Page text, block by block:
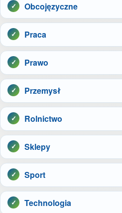
Obcojęzyczne
Praca
Prawo
Przemysł
Rolnictwo
Sklepy
Sport
Technologia